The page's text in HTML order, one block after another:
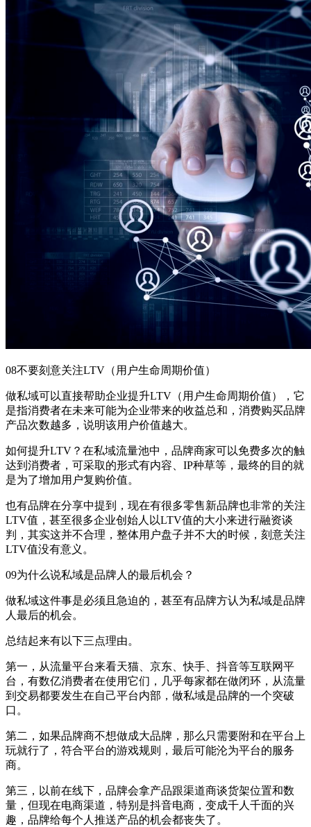
08不要刻意关注LTV（用户生命周期价值）
做私域可以直接帮助企业提升LTV（用户生命周期价值），它
是指消费者在未来可能为企业带来的收益总和，消费购买品牌
产品次数越多，说明该用户价值越大。
如何提升LTV？在私域流量池中，品牌商家可以免费多次的触
达到消费者，可采取的形式有内容、IP种草等，最终的目的就
是为了增加用户复购价值。
也有品牌在分享中提到，现在有很多零售新品牌也非常的关注
LTV值，甚至很多企业创始人以LTV值的大小来进行融资谈
判，其实这并不合理，整体用户盘子并不大的时候，刻意关注
LTV值没有意义。
09为什么说私域是品牌人的最后机会？
做私域这件事是必须且急迫的，甚至有品牌方认为私域是品牌
人最后的机会。
总结起来有以下三点理由。
第一，从流量平台来看天猫、京东、快手、抖音等互联网平
台，有数亿消费者在使用它们，几乎每家都在做闭环，从流量
到交易都要发生在自己平台内部，做私域是品牌的一个突破
口。
第二，如果品牌商不想做成大品牌，那么只需要附和在平台上
玩就行了，符合平台的游戏规则，最后可能沦为平台的服务
商。
第三，以前在线下，品牌会拿产品跟渠道商谈货架位置和数
量，但现在电商渠道，特别是抖音电商，变成千人千面的兴
趣，品牌给每个人推送产品的机会都丧失了。